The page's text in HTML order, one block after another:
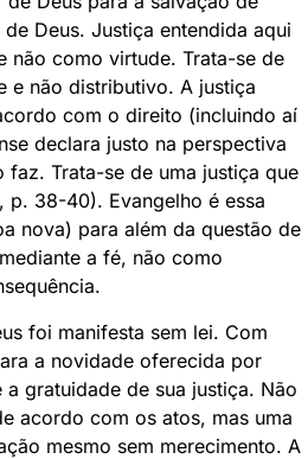
Deus. Justiça entendida aqui
não como virtude. Trata-se de
e não distributivo. A justiça
com o direito (incluindo aí
declara justo na perspectiva
Trata-se de uma justiça que
p. 38-40). Evangelho é essa
nova) para além da questão de
a fé, não como
foi manifesta sem lei. Com
a novidade oferecida por
a gratuidade de sua justiça. Não
acordo com os atos, mas uma
mesmo sem merecimento. A